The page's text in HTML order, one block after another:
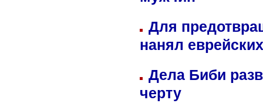
Для
нанял
Дела Биби
черту